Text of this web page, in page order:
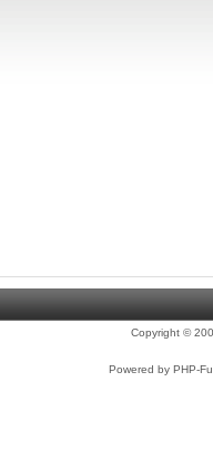
Copyright ©
Powered by PHP-